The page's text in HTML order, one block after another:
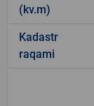
(kv.m)
Kadastr
raqami